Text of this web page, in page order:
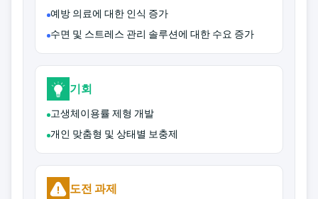
예방 의료에 대한 인식 증가
수면 및 스트레스 관리 솔루션에 대한 수요 증가
기회
고생체이용률 제형 개발
개인 맞춤형 및 상태별 보충제
도전 과제